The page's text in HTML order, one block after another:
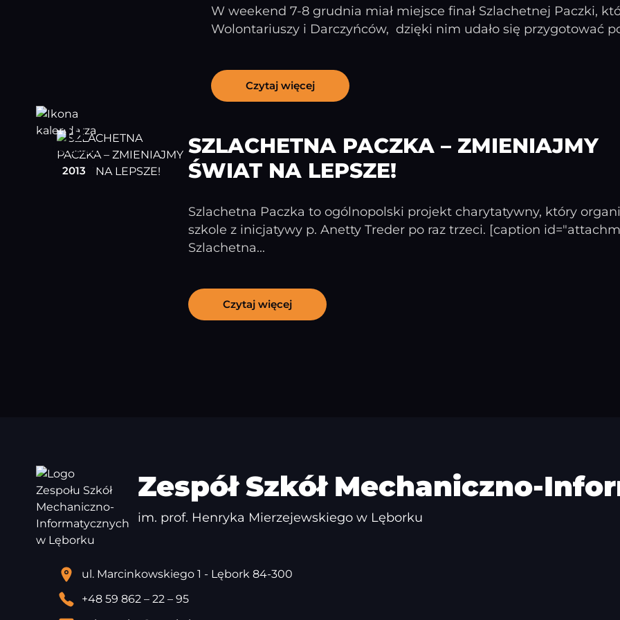
W weekend 7-8 grudnia miał miejsce finał Szlachetnej Paczki,
Wolontariuszy i Darczyńców, dzięki nim udało się przygotować
Czytaj więcej
18
listopad
2013
SZLACHETNA PACZKA – ZMIENIAJMY
ŚWIAT NA LEPSZE!
Szlachetna Paczka to ogólnopolski projekt charytatywny, który
szkole z inicjatywy p. Anetty Treder po raz trzeci. [caption
Szlachetna...
Czytaj więcej
Zespół Szkół Mechaniczno-
im. prof. Henryka Mierzejewskiego w Lęborku
ul. Marcinkowskiego 1 - Lębork 84-300
+48 59 862 – 22 – 95